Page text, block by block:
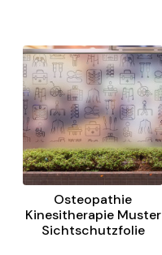
Osteopathie
Kinesitherapie Muster
Sichtschutzfolie